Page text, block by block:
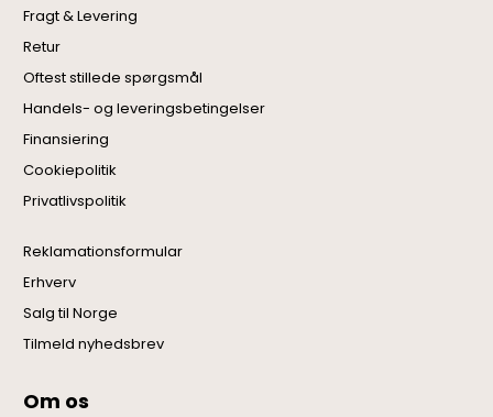
Fragt & Levering
Retur
Oftest stillede spørgsmål
Handels- og leveringsbetingelser
Finansiering
Cookiepolitik
Privatlivspolitik
Reklamationsformular
Erhverv
Salg til Norge
Tilmeld nyhedsbrev
Om os